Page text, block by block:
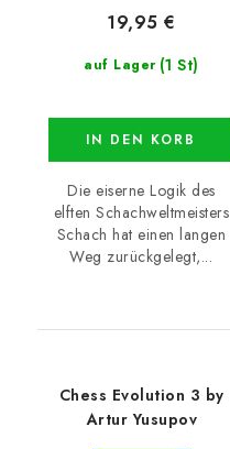
auf Lager (1 St)
19,95 €
IN DEN KORB
Die eiserne Logik des
elften Schachweltmeisters
Schach hat einen langen
Weg zurückgelegt,...
Chess Evolution 3 by
Artur Yusupov